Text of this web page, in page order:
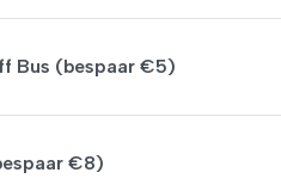
Bus (bespaar €5)
€8)